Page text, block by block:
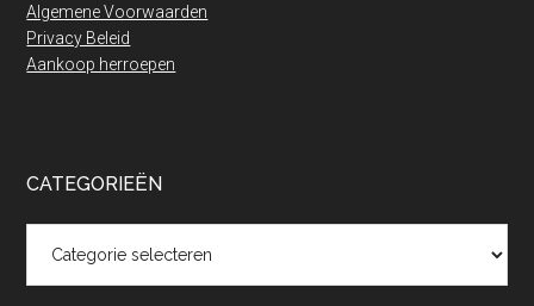
Algemene Voorwaarden
Privacy Beleid
Aankoop herroepen
CATEGORIEËN